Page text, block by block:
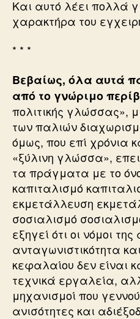
Και αυτό λέει πολλά
χαρακτήρα του
* * *
Βεβαίως, όλα αυτά
από το γνώριμο
πολιτικής γλώσσας»,
των παλιών
όμως, που επί χρόνια
«ξύλινη γλώσσα»,
τα πράγματα με το
καπιταλισμό
εκμετάλλευση
σοσιαλισμό
εξηγεί ότι οι νόμοι
ανταγωνιστικότητα
κεφαλαίου δεν είναι
τεχνικά εργαλεία,
μηχανισμοί που
ανισότητες και